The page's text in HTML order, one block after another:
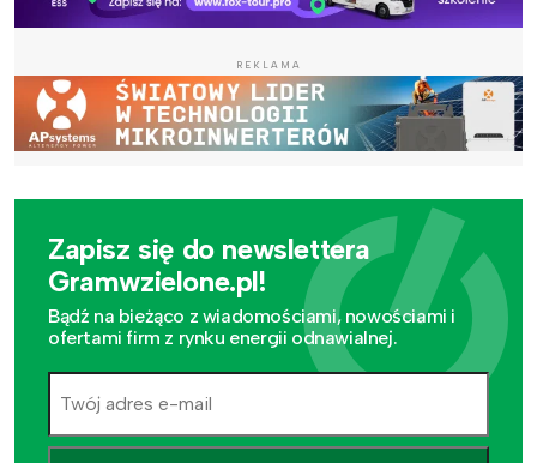
REKLAMA
Zapisz się do newslettera
Gramwzielone.pl!
Bądź na bieżąco z wiadomościami, nowościami i
ofertami firm z rynku energii odnawialnej.